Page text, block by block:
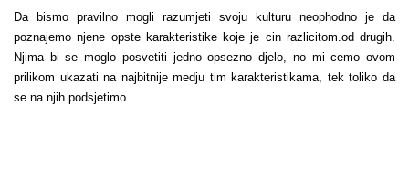
Da bismo pravilno mogli razumjeti svoju kulturu neophodno je da
poznajemo njene opste karakteristike koje je cin razlicitom.od drugih.
Njima bi se moglo posvetiti jedno opsezno djelo, no mi cemo ovom
prilikom ukazati na najbitnije medju tim karakteristikama, tek toliko da
se na njih podsjetimo.